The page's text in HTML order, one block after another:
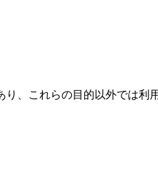
、これらの目的以外では利